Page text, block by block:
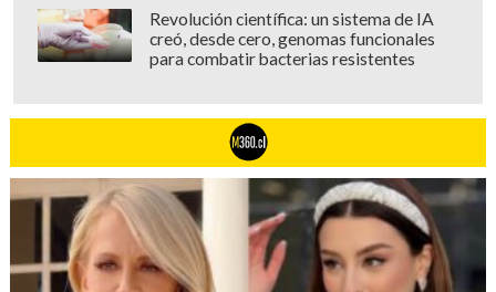
Revolución científica: un sistema de IA
creó, desde cero, genomas funcionales
para combatir bacterias resistentes